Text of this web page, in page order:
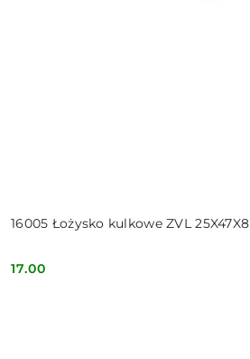
16005 Łożysko kulkowe ZVL 25X47X8
Cena:
17.00